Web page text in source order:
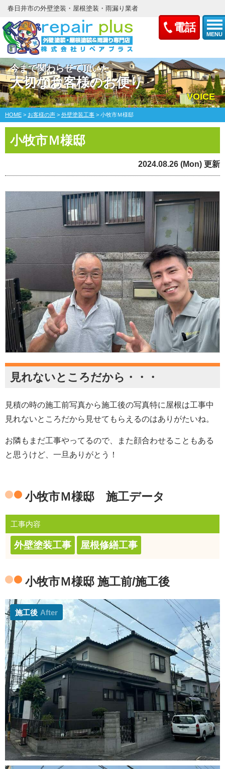
電話
MENU
春日井市の外壁塗装・屋根塗装・雨漏り業者
今まで関わらせて頂いた
大切なお客様のお便り
VOICE
HOME > お客様の声 > 外壁塗装工事 > 小牧市Ｍ様邸
小牧市Ｍ様邸
2024.08.26 (Mon) 更新
見れないところだから・・・
見積の時の施工前写真から施工後の写真特に屋根は工事中
見れないところだから見せてもらえるのはありがたいね。
お隣もまだ工事やってるので、また顔合わせることもある
と思うけど、一旦ありがとう！
小牧市Ｍ様邸 施工データ
工事内容
外壁塗装工事 屋根修繕工事
小牧市Ｍ様邸 施工前/施工後
施工後 After